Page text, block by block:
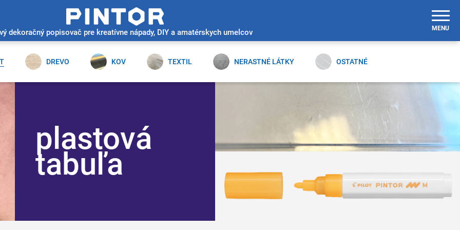
MENU
dekoračný popisovač pre kreatívne nápady, DIY a amatérskych umelcov
DREVO KOV TEXTIL NERASTNÉ LÁTKY OSTATNÉ
plastová
tabuľa